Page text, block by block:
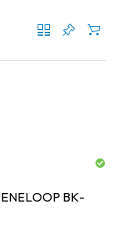
BK-